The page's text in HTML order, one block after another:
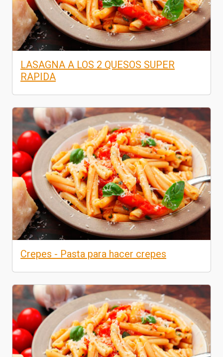
LASAGNA A LOS 2 QUESOS SUPER
RAPIDA
Crepes - Pasta para hacer crepes